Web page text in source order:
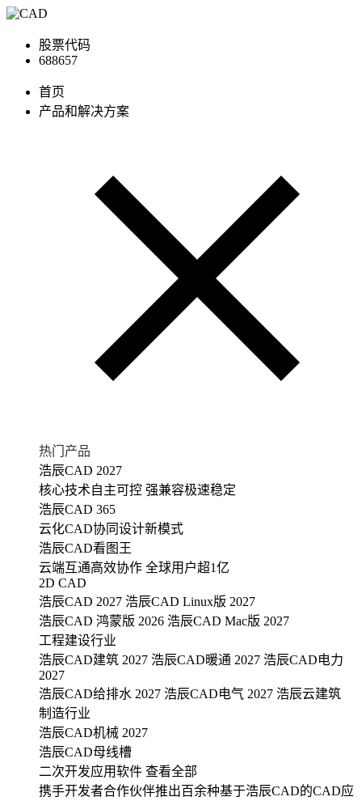
股票代码
688657
首页
产品和解决方案
热门产品
浩辰CAD 2027
核心技术自主可控 强兼容极速稳定
浩辰CAD 365
云化CAD协同设计新模式
浩辰CAD看图王
云端互通高效协作 全球用户超1亿
2D CAD
浩辰CAD 2027 浩辰CAD Linux版 2027
浩辰CAD 鸿蒙版 2026 浩辰CAD Mac版 2027
工程建设行业
浩辰CAD建筑 2027 浩辰CAD暖通 2027 浩辰CAD电力
2027
浩辰CAD给排水 2027 浩辰CAD电气 2027 浩辰云建筑
制造行业
浩辰CAD机械 2027
浩辰CAD母线槽
二次开发应用软件 查看全部
携手开发者合作伙伴推出百余种基于浩辰CAD的CAD应